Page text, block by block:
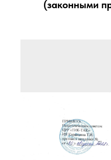
(законными